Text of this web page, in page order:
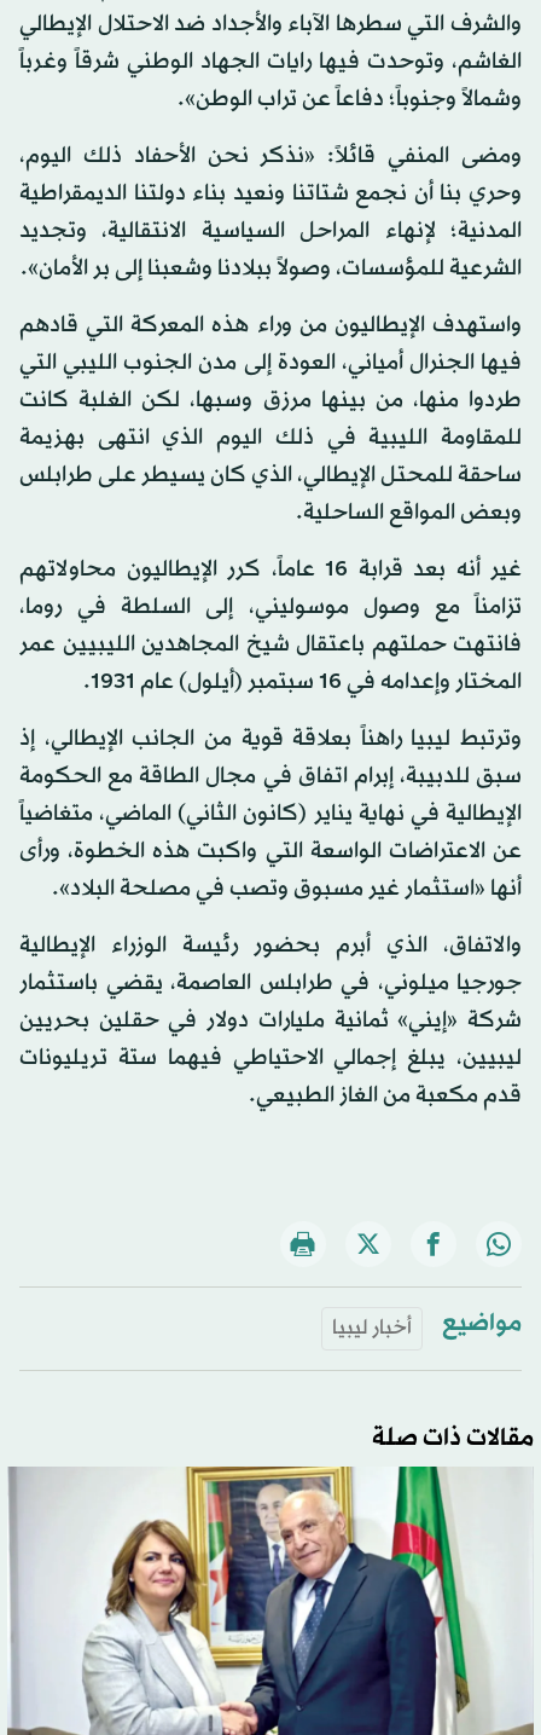
والشرف التي سطرها الآباء والأجداد ضد الاحتلال الإيطالي
الغاشم، وتوحدت فيها رايات الجهاد الوطني شرقاً وغرباً
وشمالاً وجنوباً؛ دفاعاً عن تراب الوطن».
ومضى المنفي قائلاً: «نذكر نحن الأحفاد ذلك اليوم،
وحري بنا أن نجمع شتاتنا ونعيد بناء دولتنا الديمقراطية
المدنية؛ لإنهاء المراحل السياسية الانتقالية، وتجديد
الشرعية للمؤسسات، وصولاً ببلادنا وشعبنا إلى بر الأمان».
واستهدف الإيطاليون من وراء هذه المعركة التي قادهم
فيها الجنرال أمياني، العودة إلى مدن الجنوب الليبي التي
طردوا منها، من بينها مرزق وسبها، لكن الغلبة كانت
للمقاومة الليبية في ذلك اليوم الذي انتهى بهزيمة
ساحقة للمحتل الإيطالي، الذي كان يسيطر على طرابلس
وبعض المواقع الساحلية.
غير أنه بعد قرابة 16 عاماً، كرر الإيطاليون محاولاتهم
تزامناً مع وصول موسوليني، إلى السلطة في روما،
فانتهت حملتهم باعتقال شيخ المجاهدين الليبيين عمر
المختار وإعدامه في 16 سبتمبر (أيلول) عام 1931.
وترتبط ليبيا راهناً بعلاقة قوية من الجانب الإيطالي، إذ
سبق للدبيبة، إبرام اتفاق في مجال الطاقة مع الحكومة
الإيطالية في نهاية يناير (كانون الثاني) الماضي، متغاضياً
عن الاعتراضات الواسعة التي واكبت هذه الخطوة، ورأى
أنها «استثمار غير مسبوق وتصب في مصلحة البلاد».
والاتفاق، الذي أبرم بحضور رئيسة الوزراء الإيطالية
جورجيا ميلوني، في طرابلس العاصمة، يقضي باستثمار
شركة «إيني» ثمانية مليارات دولار في حقلين بحريين
ليبيين، يبلغ إجمالي الاحتياطي فيهما ستة تريليونات
قدم مكعبة من الغاز الطبيعي.
مواضيع أخبار ليبيا
مقالات ذات صلة